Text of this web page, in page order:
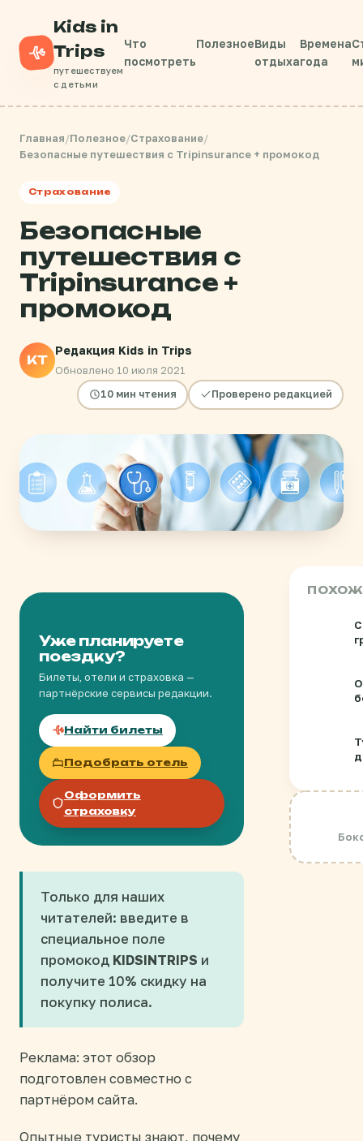
Kids in
Trips
путешествуем
с детьми
Что
посмотреть
ПолезноеВиды
отдыха
Времена
года
Главная/Полезное/Страхование/
Безопасные путешествия с Tripinsurance + промокод
Страхование
Безопасные
путешествия с
Tripinsurance +
промокод
KT
Редакция Kids in Trips
Обновлено 10 июля 2021
10 мин чтения
Проверено редакцией
Уже планируете
поездку?
Билеты, отели и страховка —
партнёрские сервисы редакции.
Найти билеты
Подобрать отель
Оформить
страховку
Только для наших
читателей: введите в
специальное поле
промокод KIDSINTRIPS и
получите 10% скидку на
покупку полиса.
Реклама: этот обзор
подготовлен совместно с
партнёром сайта.
Опытные туристы знают, почему